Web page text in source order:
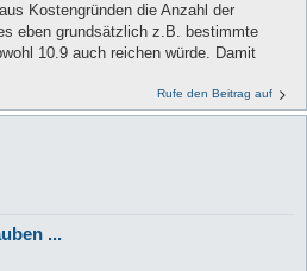
Kostengründen die Anzahl der
eben grundsätzlich z.B. bestimmte
10.9 auch reichen würde. Damit
Rufe den Beitrag auf
...